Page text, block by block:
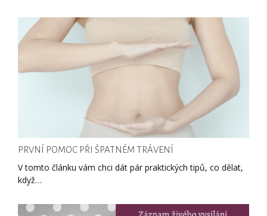
PRVNÍ POMOC PŘI ŠPATNÉM TRÁVENÍ
V tomto článku vám chci dát pár praktických tipů, co dělat,
když…